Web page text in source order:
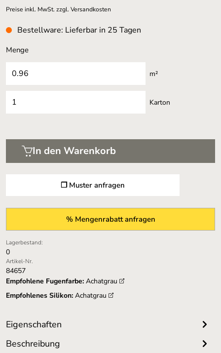
Preise inkl. MwSt. zzgl. Versandkosten
Bestellware: Lieferbar in 25 Tagen
❐ Muster anfragen
Menge
m²
Karton
In den Warenkorb
% Mengenrabatt anfragen
Lagerbestand:
0
Artikel-Nr.
84657
Empfohlene Fugenfarbe: Achatgrau
Empfohlenes Silikon: Achatgrau
Eigenschaften
Beschreibung